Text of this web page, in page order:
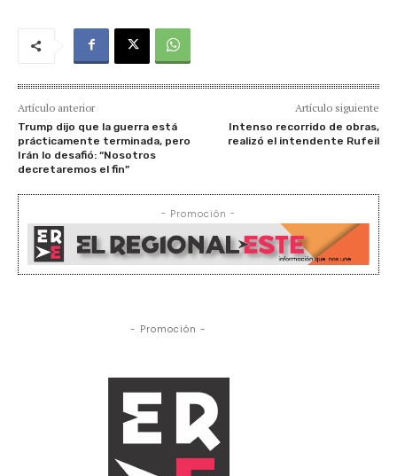
Artículo anterior
Trump dijo que la guerra está
prácticamente terminada, pero
Irán lo desafió: “Nosotros
decretaremos el fin”
Artículo siguiente
Intenso recorrido de obras,
realizó el intendente Rufeil
- Promoción -
- Promoción -